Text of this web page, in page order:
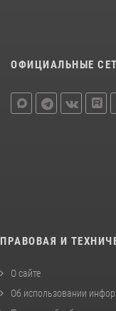
ОФИЦИАЛЬНЫЕ
ПРАВОВАЯ И
О сайте
Об использовании